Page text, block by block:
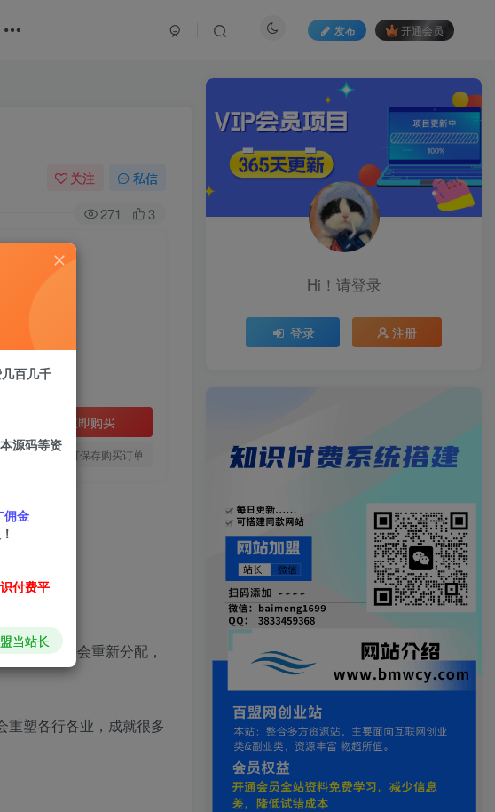
发布 开通会员
关注 私信
271 3
立即购买
登陆后购买，可保存购买订单
类财富将会重新分配，
重塑各行各业，成就很多
Hi！请登录
登录 注册
百几千
源码等资
佣金
付费平
当站长